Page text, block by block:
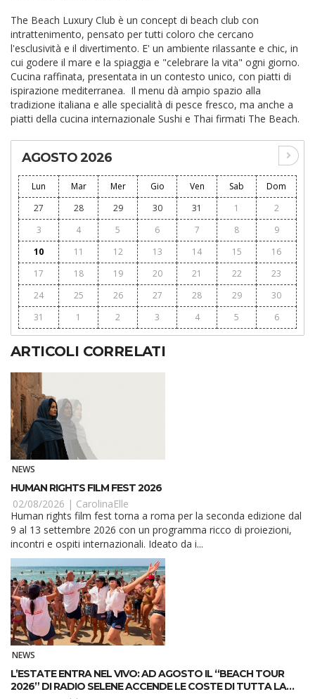
The Beach Luxury Club è un concept di beach club con
intrattenimento, pensato per tutti coloro che cercano
l'esclusività e il divertimento. E' un ambiente rilassante e chic, in
cui godere il mare e la spiaggia e "celebrare la vita" ogni giorno.
Cucina raffinata, presentata in un contesto unico, con piatti di
ispirazione mediterranea. Il menu dà ampio spazio alla
tradizione italiana e alle specialità di pesce fresco, ma anche a
piatti della cucina internazionale Sushi e Thai firmati The Beach.
AGOSTO 2026
Lun Mar Mer Gio Ven Sab
Dom
27
28 29 30 31 1
2
3
4 5 6 7 8
9
10
11 12 13 14 15
16
17
18 19 20 21 22
23
24
25 26 27 28 29
30
31
1 2 3 4 5 6
ARTICOLI CORRELATI
NEWS
HUMAN RIGHTS FILM FEST 2026
02/08/2026 | CarolinaElle
Human rights film fest torna a roma per la seconda edizione dal
9 al 13 settembre 2026 con un programma ricco di proiezioni,
incontri e ospiti internazionali. Ideato da i...
NEWS
L’ESTATE ENTRA NEL VIVO: AD AGOSTO IL “BEACH TOUR
2026” DI RADIO SELENE ACCENDE LE COSTE DI TUTTA LA